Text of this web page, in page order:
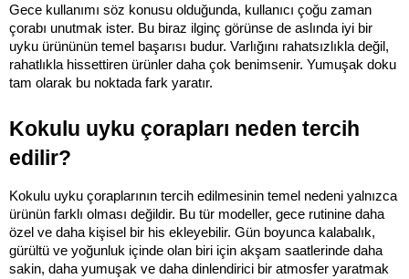
Gece kullanımı söz konusu olduğunda, kullanıcı çoğu zaman
çorabı unutmak ister. Bu biraz ilginç görünse de aslında iyi bir
uyku ürününün temel başarısı budur. Varlığını rahatsızlıkla değil,
rahatlıkla hissettiren ürünler daha çok benimsenir. Yumuşak doku
tam olarak bu noktada fark yaratır.
Kokulu uyku çorapları neden tercih
edilir?
Kokulu uyku çoraplarının tercih edilmesinin temel nedeni yalnızca
ürünün farklı olması değildir. Bu tür modeller, gece rutinine daha
özel ve daha kişisel bir his ekleyebilir. Gün boyunca kalabalık,
gürültü ve yoğunluk içinde olan biri için akşam saatlerinde daha
sakin, daha yumuşak ve daha dinlendirici bir atmosfer yaratmak